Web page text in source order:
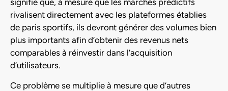
signifie que, à mesure que les marchés prédictifs
rivalisent directement avec les plateformes établies
de paris sportifs, ils devront générer des volumes bien
plus importants afin d’obtenir des revenus nets
comparables à réinvestir dans l’acquisition
d’utilisateurs.
Ce problème se multiplie à mesure que d’autres